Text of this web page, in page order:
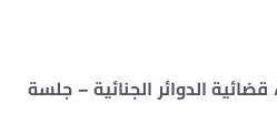
الطعن رقم ٨٤٩٠ لسنة ٨٨ قضائية الدوائر الجنائية – جلسة